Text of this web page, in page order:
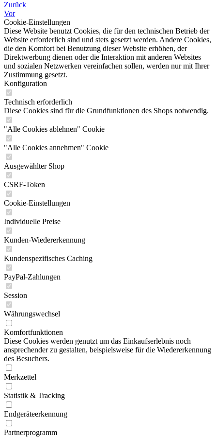
Zurück
Vor
Cookie-Einstellungen
Diese Website benutzt Cookies, die für den technischen Betrieb der
Website erforderlich sind und stets gesetzt werden. Andere Cookies,
die den Komfort bei Benutzung dieser Website erhöhen, der
Direktwerbung dienen oder die Interaktion mit anderen Websites
und sozialen Netzwerken vereinfachen sollen, werden nur mit Ihrer
Zustimmung gesetzt.
Konfiguration
Technisch erforderlich
Diese Cookies sind für die Grundfunktionen des Shops notwendig.
"Alle Cookies ablehnen" Cookie
"Alle Cookies annehmen" Cookie
Ausgewählter Shop
CSRF-Token
Cookie-Einstellungen
Individuelle Preise
Kunden-Wiedererkennung
Kundenspezifisches Caching
PayPal-Zahlungen
Session
Währungswechsel
Komfortfunktionen
Diese Cookies werden genutzt um das Einkaufserlebnis noch
ansprechender zu gestalten, beispielsweise für die Wiedererkennung
des Besuchers.
Merkzettel
Statistik & Tracking
Endgeräteerkennung
Partnerprogramm